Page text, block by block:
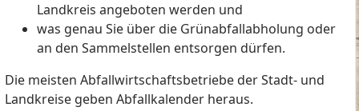
Landkreis angeboten werden und
was genau Sie über die Grünabfallabholung oder
an den Sammelstellen entsorgen dürfen.
Die meisten Abfallwirtschaftsbetriebe der Stadt- und
Landkreise geben Abfallkalender heraus.